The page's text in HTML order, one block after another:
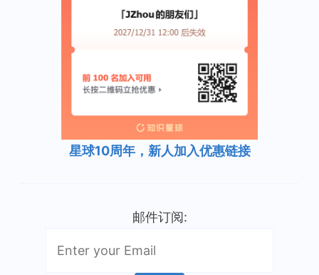
星球10周年，新人加入优惠链接
邮件订阅: